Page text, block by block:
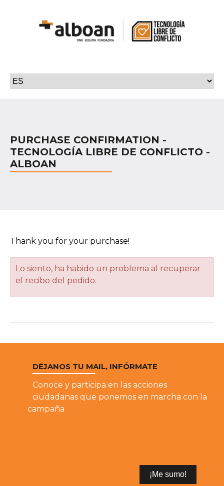
PURCHASE CONFIRMATION -
TECNOLOGÍA LIBRE DE CONFLICTO -
ALBOAN
Thank you for your purchase!
Lo siento, ha habido un problema al recuperar
el recibo del pedido.
DÉJANOS TU MAIL, INFÓRMATE
Conoce y participa en las acciones
ciudadanas que ponemos en marcha con la
campaña